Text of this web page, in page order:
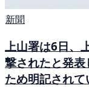
新聞
上山署は6日、
撃されたと発
ため明記されて